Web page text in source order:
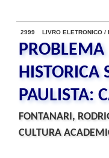
2999 LIVRO ELETRONICO /
HISTORICA
PAULISTA:
FONTANARI,
CULTURA